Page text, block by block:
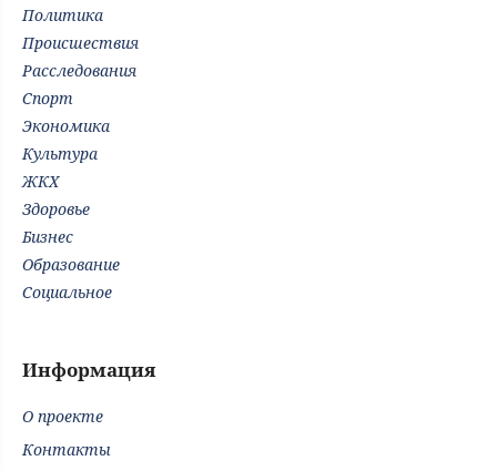
Политика
Происшествия
Расследования
Спорт
Экономика
Культура
ЖКХ
Здоровье
Бизнес
Образование
Социальное
Информация
О проекте
Контакты